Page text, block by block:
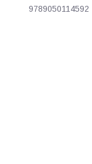
9789050114592